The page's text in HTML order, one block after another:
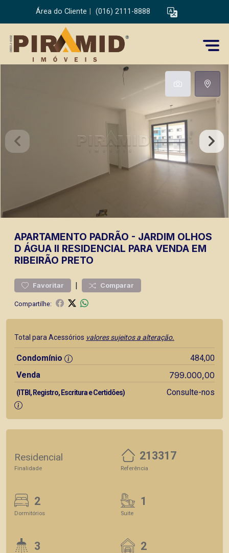
Área do Cliente (016) 2111-8888
APARTAMENTO PADRÃO - JARDIM OLHOS
D ÁGUA II RESIDENCIAL PARA VENDA EM
RIBEIRÃO PRETO
Favoritar | Comparar
Compartilhe:
Total para Acessórios valores sujeitos a alteração.
Condomínio
484,00
Venda
799.000,00
(ITBI, Registro, Escritura e Certidões) Consulte-nos
Residencial
Finalidade
213317
Referência
2
Dormitórios
1
Suite
3 2